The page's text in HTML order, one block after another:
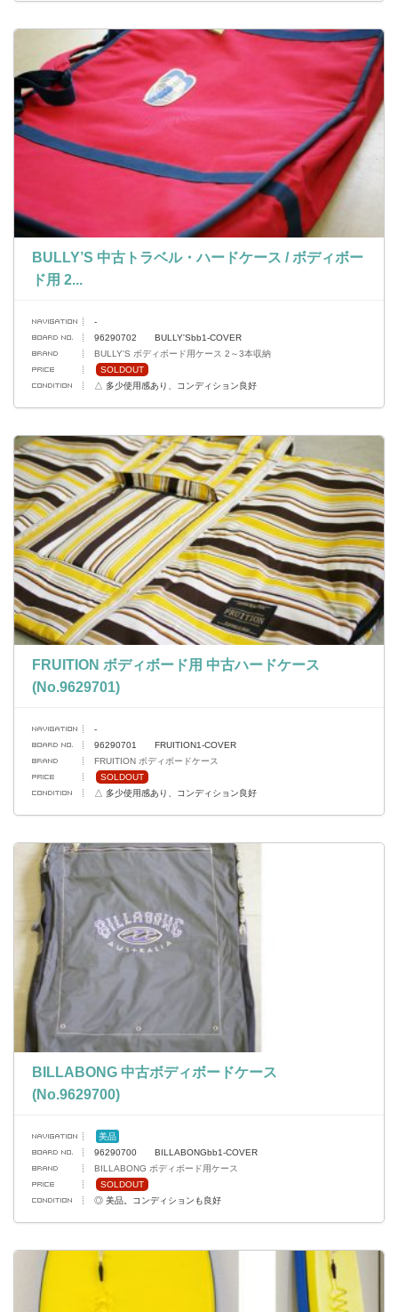
BULLY’S 中古トラベル・ハードケース / ボディボー
ド用 2...
-
96290702 BULLY'Sbb1-COVER
BULLY'S ボディボード用ケース 2～3本収納
SOLDOUT
△ 多少使用感あり、コンディション良好
FRUITION ボディボード用 中古ハードケース
(No.9629701)
-
96290701 FRUITION1-COVER
FRUITION ボディボードケース
SOLDOUT
△ 多少使用感あり、コンディション良好
BILLABONG 中古ボディボードケース
(No.9629700)
美品
96290700 BILLABONGbb1-COVER
BILLABONG ボディボード用ケース
SOLDOUT
◎ 美品。コンディションも良好